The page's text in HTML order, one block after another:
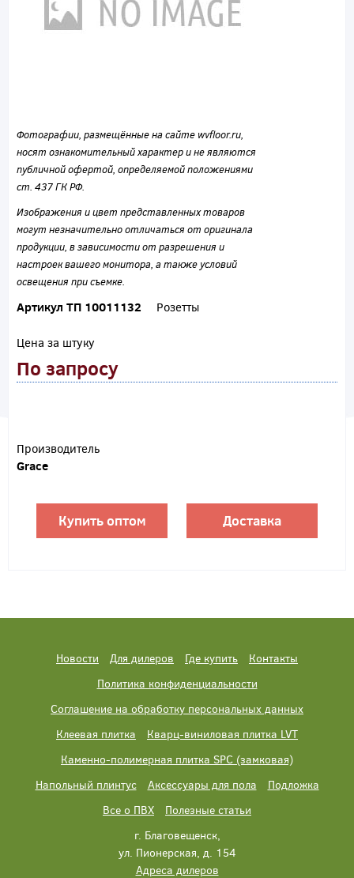
Фотографии, размещённые на сайте wvfloor.ru,
носят ознакомительный характер и не являются
публичной офертой, определяемой положениями
ст. 437 ГК РФ.
Изображения и цвет представленных товаров
могут незначительно отличаться от оригинала
продукции, в зависимости от разрешения и
настроек вашего монитора, а также условий
освещения при съемке.
Артикул ТП 10011132 Розетты
Цена за штуку
По запросу
Производитель
Grace
Купить оптом Доставка
Новости Для дилеров Где купить
Контакты
Политика конфиденциальности
Соглашение на обработку персональных данных
Клеевая плитка
Кварц-виниловая плитка LVT
Каменно-полимерная плитка SPC (замковая)
Напольный плинтус
Аксессуары для пола
Подложка
Все о ПВХ
Полезные статьи
г. Благовещенск,
ул. Пионерская, д. 154
Адреса дилеров